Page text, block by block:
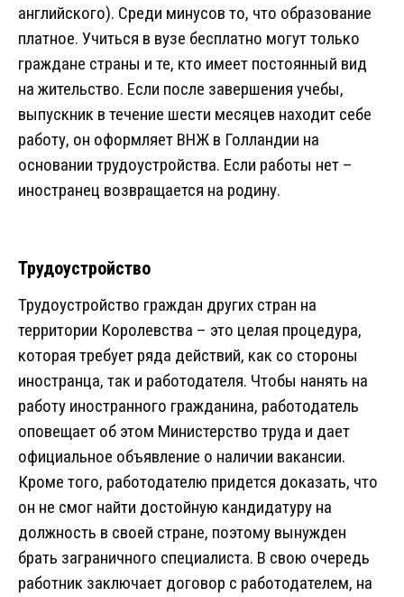
английского). Среди минусов то, что образование
платное. Учиться в вузе бесплатно могут только
граждане страны и те, кто имеет постоянный вид
на жительство. Если после завершения учебы,
выпускник в течение шести месяцев находит себе
работу, он оформляет ВНЖ в Голландии на
основании трудоустройства. Если работы нет –
иностранец возвращается на родину.
Трудоустройство
Трудоустройство граждан других стран на
территории Королевства – это целая процедура,
которая требует ряда действий, как со стороны
иностранца, так и работодателя. Чтобы нанять на
работу иностранного гражданина, работодатель
оповещает об этом Министерство труда и дает
официальное объявление о наличии вакансии.
Кроме того, работодателю придется доказать, что
он не смог найти достойную кандидатуру на
должность в своей стране, поэтому вынужден
брать заграничного специалиста. В свою очередь
работник заключает договор с работодателем, на